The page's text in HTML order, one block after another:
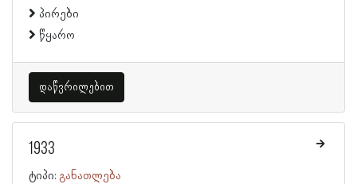
პირები
წყარო
დაწვრილებით
1933
ტიპი: განათლება